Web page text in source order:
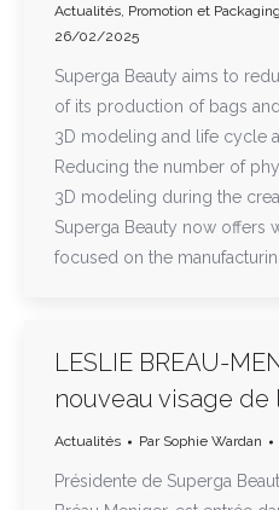
Actualités Promotion et Packaging
26/02/2025
Superga Beauty aims to
of its production of bags
3D modeling and life cycle
Reducing the number of
3D modeling during the
Superga Beauty now offers
focused on the
LESLIE BREAU-
nouveau visage de
Actualités Par Sophie Wardan
Présidente de Superga